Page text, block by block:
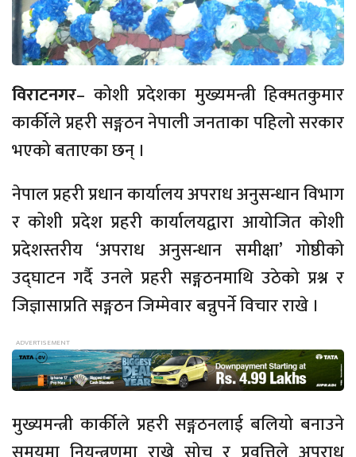
विराटनगर– कोशी प्रदेशका मुख्यमन्त्री हिक्मतकुमार
कार्कीले प्रहरी सङ्गठन नेपाली जनताका पहिलो सरकार
भएको बताएका छन् ।
नेपाल प्रहरी प्रधान कार्यालय अपराध अनुसन्धान विभाग
र कोशी प्रदेश प्रहरी कार्यालयद्वारा आयोजित कोशी
प्रदेशस्तरीय ‘अपराध अनुसन्धान समीक्षा’ गोष्ठीको
उद्घाटन गर्दै उनले प्रहरी सङ्गठनमाथि उठेको प्रश्न र
जिज्ञासाप्रति सङ्गठन जिम्मेवार बन्नुपर्ने विचार राखे ।
मुख्यमन्त्री कार्कीले प्रहरी सङ्गठनलाई बलियो बनाउने